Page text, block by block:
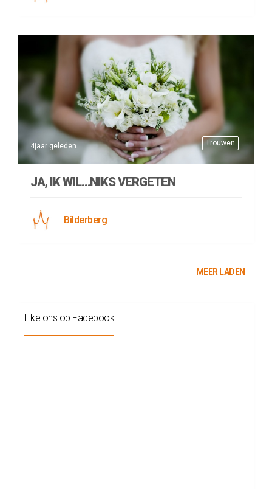
Trouwen
4jaar geleden
JA, IK WIL…NIKS VERGETEN
Bilderberg
MEER LADEN
Like ons op Facebook